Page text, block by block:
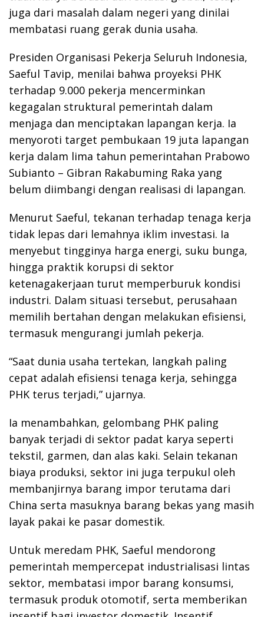
juga dari masalah dalam negeri yang dinilai
membatasi ruang gerak dunia usaha.
Presiden Organisasi Pekerja Seluruh Indonesia,
Saeful Tavip, menilai bahwa proyeksi PHK
terhadap 9.000 pekerja mencerminkan
kegagalan struktural pemerintah dalam
menjaga dan menciptakan lapangan kerja. Ia
menyoroti target pembukaan 19 juta lapangan
kerja dalam lima tahun pemerintahan Prabowo
Subianto – Gibran Rakabuming Raka yang
belum diimbangi dengan realisasi di lapangan.
Menurut Saeful, tekanan terhadap tenaga kerja
tidak lepas dari lemahnya iklim investasi. Ia
menyebut tingginya harga energi, suku bunga,
hingga praktik korupsi di sektor
ketenagakerjaan turut memperburuk kondisi
industri. Dalam situasi tersebut, perusahaan
memilih bertahan dengan melakukan efisiensi,
termasuk mengurangi jumlah pekerja.
“Saat dunia usaha tertekan, langkah paling
cepat adalah efisiensi tenaga kerja, sehingga
PHK terus terjadi,” ujarnya.
Ia menambahkan, gelombang PHK paling
banyak terjadi di sektor padat karya seperti
tekstil, garmen, dan alas kaki. Selain tekanan
biaya produksi, sektor ini juga terpukul oleh
membanjirnya barang impor terutama dari
China serta masuknya barang bekas yang masih
layak pakai ke pasar domestik.
Untuk meredam PHK, Saeful mendorong
pemerintah mempercepat industrialisasi lintas
sektor, membatasi impor barang konsumsi,
termasuk produk otomotif, serta memberikan